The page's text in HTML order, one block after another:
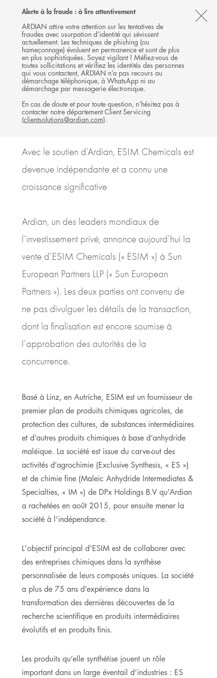
Alerte à la fraude : à lire attentivement
ARDIAN attire votre attention sur les tentatives de
fraudes avec usurpation d’identité qui sévissent
actuellement. Les techniques de phishing (ou
hameçonnage) évoluent en permanence et sont de plus
en plus sophistiquées. Soyez vigilant ! Méfiez-vous de
toutes sollicitations et vérifiez les identités des personnes
qui vous contactent, ARDIAN n’a pas recours au
démarchage téléphonique, à WhatsApp ni au
démarchage par messagerie électronique.
En cas de doute et pour toute question, n’hésitez pas à
contacter notre département Client Servicing
(clientsolutions@ardian.com).
Follow
Ardian
on
X
Follow
Ardian
on
LinkedIn
Follow
Ardian
on
YouTube
Ardian
on
Jobs
on
LinkedIn
MENU
Back
COMMUNIQUÉ DE PRESSE
Ardian cède ESIM chemicals
à Sun European Partners
14 MAI 2018
6MINUTES DE LECTURE
Avec le soutien d’Ardian, ESIM Chemicals est
devenue indépendante et a connu une
croissance significative
Ardian, un des leaders mondiaux de
l’investissement privé, annonce aujourd’hui la
vente d’ESIM Chemicals (« ESIM ») à Sun
European Partners LLP (« Sun European
Partners »). Les deux parties ont convenu de
ne pas divulguer les détails de la transaction,
dont la finalisation est encore soumise à
l’approbation des autorités de la
concurrence.
Basé à Linz, en Autriche, ESIM est un fournisseur de
premier plan de produits chimiques agricoles, de
protection des cultures, de substances intermédiaires
et d’autres produits chimiques à base d’anhydride
maléique. La société est issue du carve-out des
activités d’agrochimie (Exclusive Synthesis, « ES »)
et de chimie fine (Maleic Anhydride Intermediates &
Specialties, « IM ») de DPx Holdings B.V qu’Ardian
a rachetées en août 2015, pour ensuite mener la
société à l’indépendance.
L'objectif principal d'ESIM est de collaborer avec
des entreprises chimiques dans la synthèse
personnalisée de leurs composés uniques. La société
a plus de 75 ans d’expérience dans la
transformation des dernières découvertes de la
recherche scientifique en produits intermédiaires
évolutifs et en produits finis.
Les produits qu’elle synthétise jouent un rôle
important dans un large éventail d’industries : ES